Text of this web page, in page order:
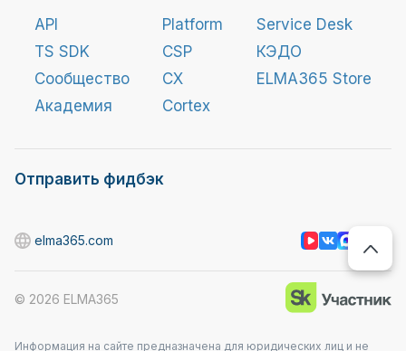
API
TS SDK
Сообщество
Академия
Platform
CSP
CX
Cortex
Service Desk
КЭДО
ELMA365 Store
Отправить фидбэк
Информация на сайте предназначена для юридических лиц и не
© 2026 ELMA365
elma365.com